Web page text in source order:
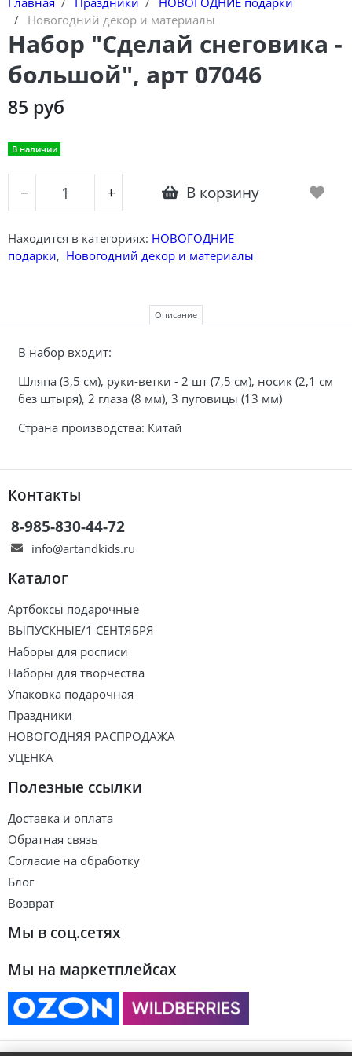
Новогодний декор и материалы
Набор "Сделай снеговика -
большой", арт 07046
85 руб
В наличии
− + В корзину
Находится в категориях: НОВОГОДНИЕ
подарки, Новогодний декор и материалы
Описание
В набор входит:
Шляпа (3,5 см), руки-ветки - 2 шт (7,5 см), носик (2,1 см
без штыря), 2 глаза (8 мм), 3 пуговицы (13 мм)
Страна производства: Китай
Контакты
8-985-830-44-72
info@artandkids.ru
Каталог
Артбоксы подарочные
ВЫПУСКНЫЕ/1 СЕНТЯБРЯ
Наборы для росписи
Наборы для творчества
Упаковка подарочная
Праздники
НОВОГОДНЯЯ РАСПРОДАЖА
УЦЕНКА
Полезные ссылки
Доставка и оплата
Обратная связь
Согласие на обработку
Блог
Возврат
Мы в соц.сетях
Мы на маркетплейсах